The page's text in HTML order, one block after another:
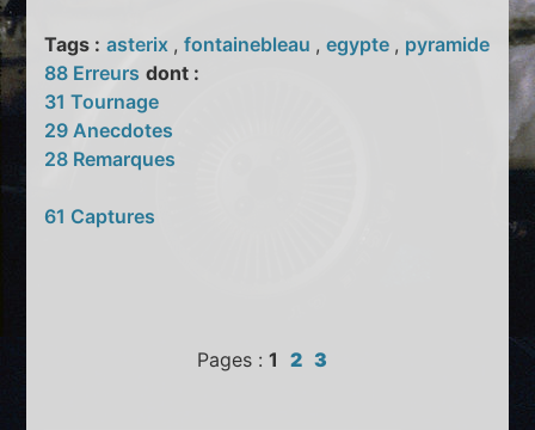
Tags : asterix ,fontainebleau ,egypte , pyramide
88 Erreurs dont :
31 Tournage
29 Anecdotes
28 Remarques
61 Captures
Pages : 1 2 3